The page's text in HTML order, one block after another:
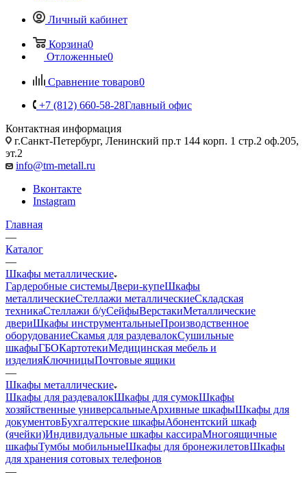
Личный кабинет
Корзина0
Отложенные0
Сравнение товаров0
+7 (812) 660-58-28Главный офис
Контактная информация
г.Санкт-Петербург, Ленинский пр.т 144 корп. 1 стр.2 оф.205,
эт.2
info@tm-metall.ru
Вконтакте
Instagram
Главная
—
Каталог
—
Шкафы металлические
Гардеробные системыДвери-купеШкафы
металлическиеСтеллажи металлическиеСкладская
техникаСтеллажи б/уСейфыВерстакиМеталлические
двериШкафы инструментальныеПроизводственное
оборудованиеСкамья для раздевалокСушильные
шкафыГБОКартотекиМедицинская мебель и
изделияКлючницыПочтовые ящики
—
Шкафы металлические
Шкафы для раздевалокШкафы для сумокШкафы
хозяйственные универсальныеАрхивные шкафыШкафы для
документовБухгалтерские шкафыАбонентский шкаф
(ячейки)Индивидуальные шкафы кассираМногоящичные
шкафыТумбы мобильныеШкафы для бронежилетовШкафы
для хранения сотовых телефонов
—